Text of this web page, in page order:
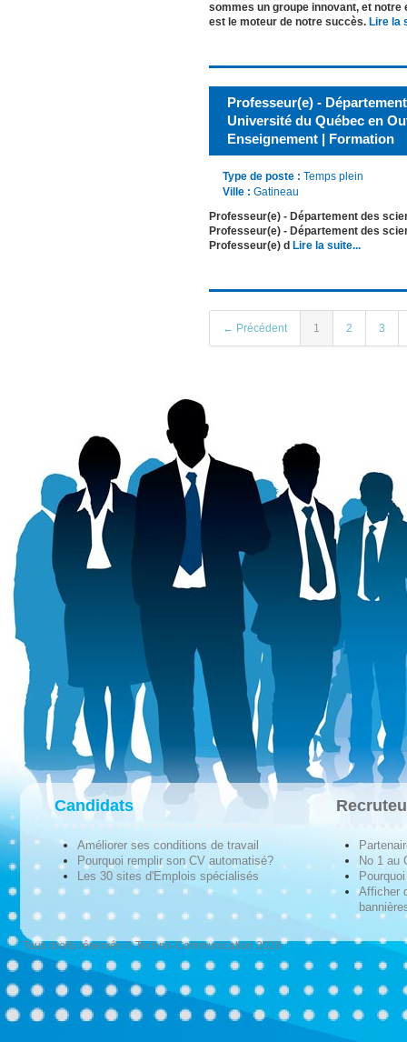
sommes un groupe innovant, et
est le moteur de notre succès. Lire la
Professeur(e) -
Université du Québec en
Enseignement | Formation
Type de poste : Temps plein
Ville : Gatineau
Professeur(e) - Département des
Professeur(e) - Département des
Professeur(e) d Lire la suite...
← Précédent 1 2 3
Candidats
Améliorer ses conditions de travail
Pourquoi remplir son CV automatisé?
Les 30 sites d'Emplois spécialisés
No 1 au
Afficher
Tous droits réservés © Techno-Communication 2026